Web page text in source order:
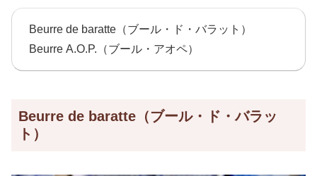
Beurre de baratte（ブール・ド・バラット）
Beurre A.O.P.（ブール・アオペ）
Beurre de baratte（ブール・ド・バラッ
ト）